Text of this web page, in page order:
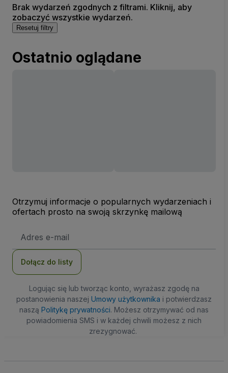
Brak wydarzeń zgodnych z filtrami. Kliknij, aby
zobaczyć wszystkie wydarzeń.
Resetuj filtry
Ostatnio oglądane
Otrzymuj informacje o popularnych wydarzeniach i
ofertach prosto na swoją skrzynkę mailową
e-
Dołącz do listy
Logując się lub tworząc konto, wyrażasz zgodę na
postanowienia naszej Umowy użytkownika i potwierdzasz
naszą Politykę prywatności. Możesz otrzymywać od nas
powiadomienia SMS i w każdej chwili możesz z nich
zrezygnować.